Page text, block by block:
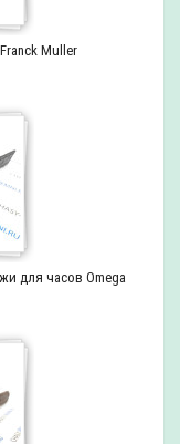
Muller
для часов Omega